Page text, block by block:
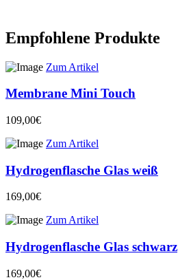
Empfohlene Produkte
Zum Artikel
Membrane Mini Touch
109,00€
Zum Artikel
Hydrogenflasche Glas weiß
169,00€
Zum Artikel
Hydrogenflasche Glas schwarz
169,00€